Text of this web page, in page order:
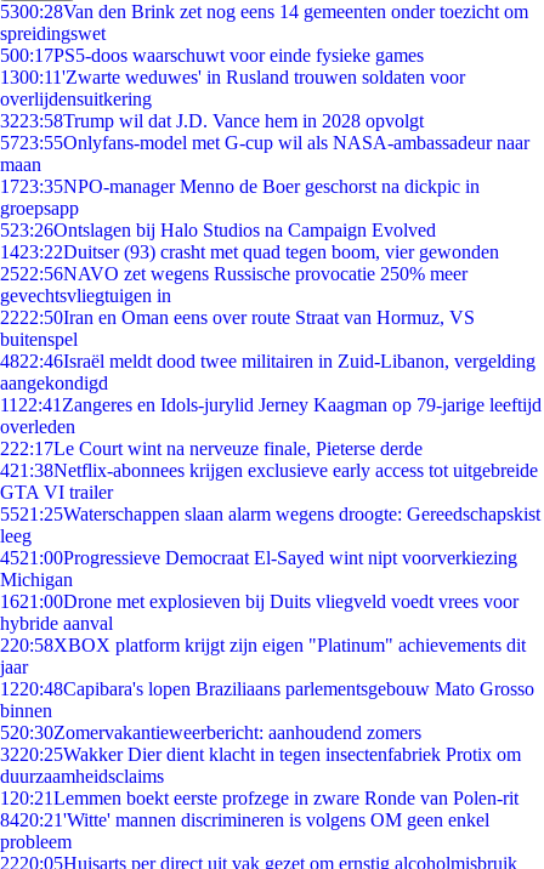
5300:28Van den Brink zet nog eens 14 gemeenten onder toezicht om
spreidingswet
500:17PS5-doos waarschuwt voor einde fysieke games
1300:11'Zwarte weduwes' in Rusland trouwen soldaten voor
overlijdensuitkering
3223:58Trump wil dat J.D. Vance hem in 2028 opvolgt
5723:55Onlyfans-model met G-cup wil als NASA-ambassadeur naar
maan
1723:35NPO-manager Menno de Boer geschorst na dickpic in
groepsapp
523:26Ontslagen bij Halo Studios na Campaign Evolved
1423:22Duitser (93) crasht met quad tegen boom, vier gewonden
2522:56NAVO zet wegens Russische provocatie 250% meer
gevechtsvliegtuigen in
2222:50Iran en Oman eens over route Straat van Hormuz, VS
buitenspel
4822:46Israël meldt dood twee militairen in Zuid-Libanon, vergelding
aangekondigd
11 22:41 Zangeres en Idols-jurylid Jerney Kaagman op 79-jarige leeftijd
overleden
222:17Le Court wint na nerveuze finale, Pieterse derde
421:38Netflix-abonnees krijgen exclusieve early access tot uitgebreide
GTA VI trailer
5521:25Waterschappen slaan alarm wegens droogte: Gereedschapskist
leeg
4521:00Progressieve Democraat El-Sayed wint nipt voorverkiezing
Michigan
1621:00Drone met explosieven bij Duits vliegveld voedt vrees voor
hybride aanval
220:58XBOX platform krijgt zijn eigen "Platinum" achievements dit
jaar
1220:48Capibara's lopen Braziliaans parlementsgebouw Mato Grosso
binnen
520:30Zomervakantieweerbericht: aanhoudend zomers
3220:25Wakker Dier dient klacht in tegen insectenfabriek Protix om
duurzaamheidsclaims
1 20:21Lemmen boekt eerste profzege in zware Ronde van Polen-rit
8420:21'Witte' mannen discrimineren is volgens OM geen enkel
probleem
2220:05Huisarts per direct uit vak gezet om ernstig alcoholmisbruik